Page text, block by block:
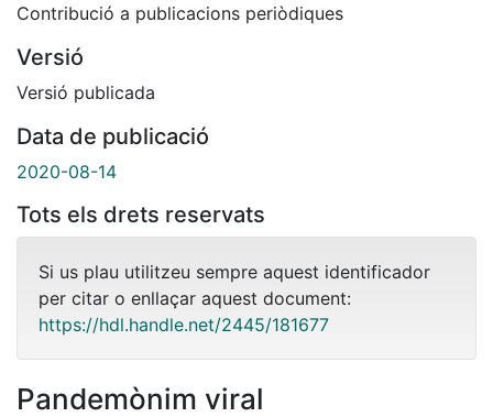
Contribució a publicacions periòdiques
Versió
Versió publicada
Data de publicació
2020-08-14
Tots els drets reservats
Si us plau utilitzeu sempre aquest identificador
per citar o enllaçar aquest document:
https://hdl.handle.net/2445/181677
Pandemònim viral